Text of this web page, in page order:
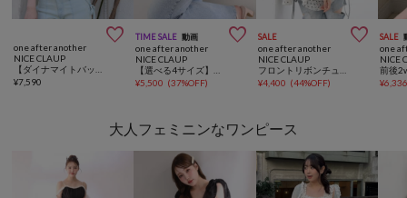

one after another
NICE CLAUP
¥7,590
TIME SALE 動画 
one after another
NICE CLAUP
¥5,500 (37%OFF)
SALE 
one after another
NICE CLAUP
¥4,400 (44%OFF)
SALE
one
NICE
¥
大人フェミニンなワンピース